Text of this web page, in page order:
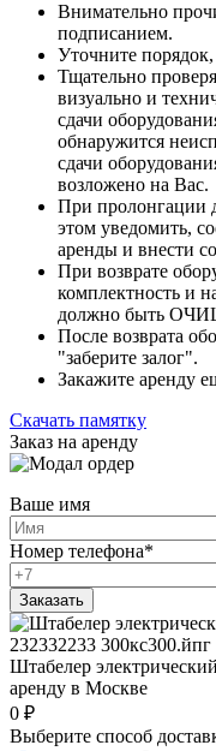
Внимательно
подписанием.
Уточните
Тщательно
визуально и
сдачи
обнаружится
сдачи
возложено на Вас.
При пролонгации
этом уведомить,
аренды и внести
При возврате
комплектность и
должно быть
После возврата
"заберите залог".
Закажите аренду
Скачать памятку
Заказ на аренду
Ваше имя
Номер телефона*
Штабелер
аренду в Москве
0 ₽
Выберите способ